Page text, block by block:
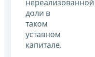
нереализованной
доли в
таком
уставном
капитале.